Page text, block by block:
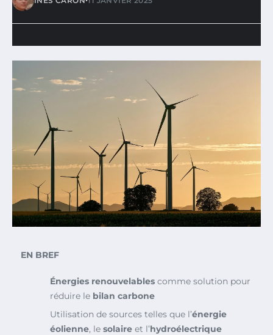
EN BREF
Énergies renouvelables comme solution pour
réduire le bilan carbone
Utilisation de sources telles que l’énergie
éolienne, le solaire et l’hydroélectrique